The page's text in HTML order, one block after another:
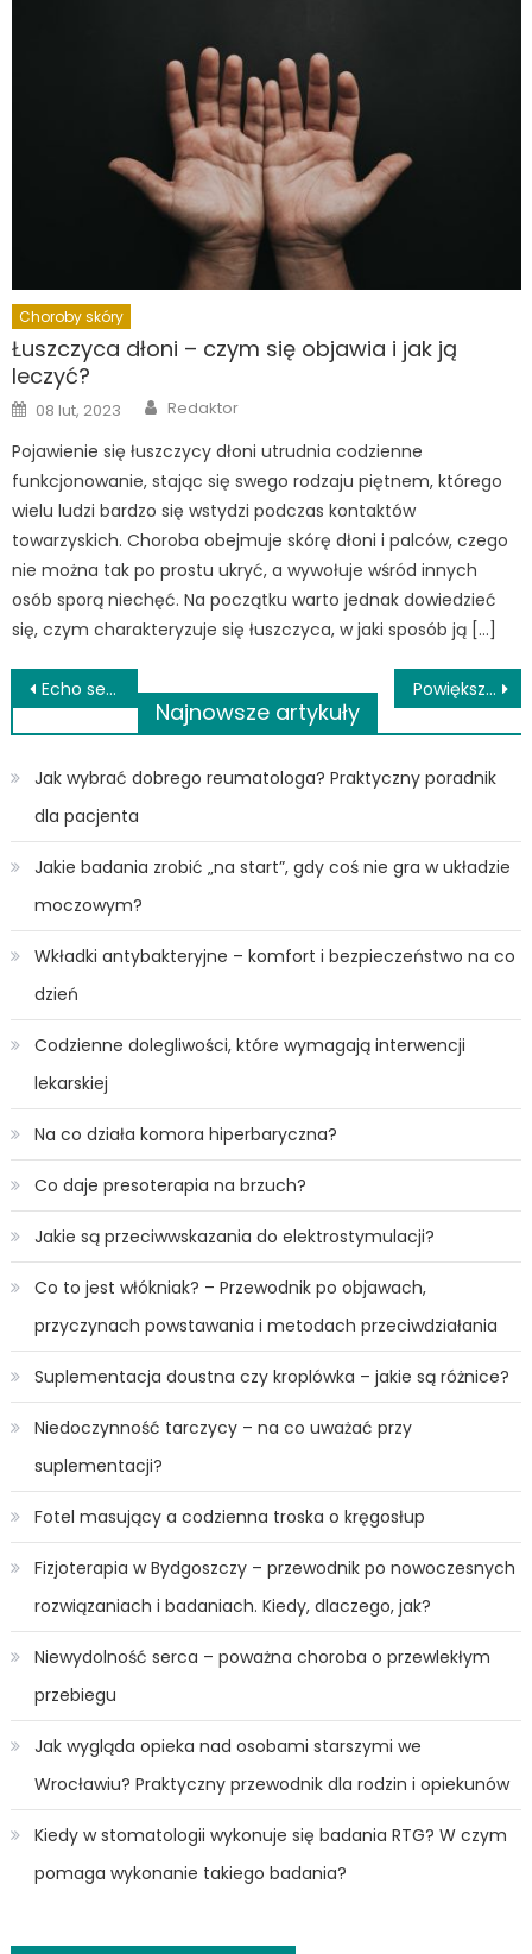
Choroby skóry
Łuszczyca dłoni – czym się objawia i jak ją
leczyć?
Posted
on
08 lut, 2023 Author
Redaktor
Pojawienie się łuszczycy dłoni utrudnia codzienne
funkcjonowanie, stając się swego rodzaju piętnem, którego
wielu ludzi bardzo się wstydzi podczas kontaktów
towarzyskich. Choroba obejmuje skórę dłoni i palców, czego
nie można tak po prostu ukryć, a wywołuje wśród innych
osób sporą niechęć. Na początku warto jednak dowiedzieć
się, czym charakteryzuje się łuszczyca, w jaki sposób ją […]
Nawigacja
wpisu
Echo serca płodu – co to za badanie? Jak przebiega? Kiedy je wykonać? Powiększanie piersi implantami – wady i zalety zabiegu
Najnowsze artykuły
Jak wybrać dobrego reumatologa? Praktyczny poradnik
dla pacjenta
Jakie badania zrobić „na start”, gdy coś nie gra w układzie
moczowym?
Wkładki antybakteryjne – komfort i bezpieczeństwo na co
dzień
Codzienne dolegliwości, które wymagają interwencji
lekarskiej
Na co działa komora hiperbaryczna?
Co daje presoterapia na brzuch?
Jakie są przeciwwskazania do elektrostymulacji?
Co to jest włókniak? – Przewodnik po objawach,
przyczynach powstawania i metodach przeciwdziałania
Suplementacja doustna czy kroplówka – jakie są różnice?
Niedoczynność tarczycy – na co uważać przy
suplementacji?
Fotel masujący a codzienna troska o kręgosłup
Fizjoterapia w Bydgoszczy – przewodnik po nowoczesnych
rozwiązaniach i badaniach. Kiedy, dlaczego, jak?
Niewydolność serca – poważna choroba o przewlekłym
przebiegu
Jak wygląda opieka nad osobami starszymi we
Wrocławiu? Praktyczny przewodnik dla rodzin i opiekunów
Kiedy w stomatologii wykonuje się badania RTG? W czym
pomaga wykonanie takiego badania?